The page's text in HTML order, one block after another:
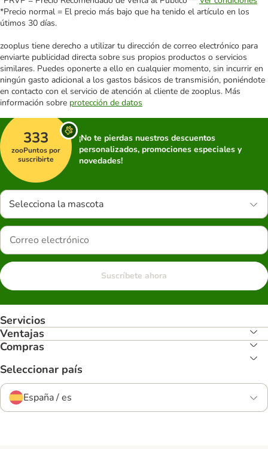
*Precio normal = El precio más bajo que ha tenido el artículo en los
útimos 30 días.
zooplus tiene derecho a utilizar tu dirección de correo electrónico para
enviarte publicidad directa sobre sus propios productos o servicios
similares. Puedes oponerte a ello en cualquier momento, sin incurrir en
ningún gasto adicional a los gastos básicos de transmisión, poniéndote
en contacto con el servicio de atención al cliente de zooplus. Más
información sobre protección de datos
333
zooPuntos por
suscribirte
¡No te pierdas nuestros descuentos
personalizados, promociones especiales y
novedades!
Selecciona la mascota
Suscríbete ahora
Servicios
Ventajas
Compras
Seleccionar país
España / es